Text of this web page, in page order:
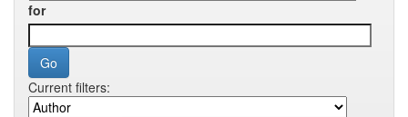
for
Current filters: